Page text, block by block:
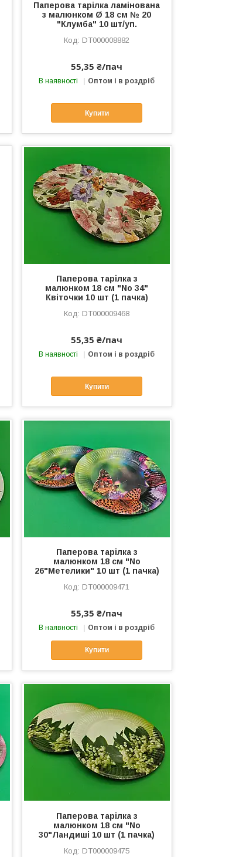
Паперова тарілка ламінована
з малюнком Ø 18 см № 20
"Клумба" 10 шт/уп.
DT000008882
55,35 ₴/пач
В наявності Оптом і в роздріб
Купити
Паперова тарілка з
малюнком 18 см "No 34"
Квіточки 10 шт (1 пачка)
DT000009468
55,35 ₴/пач
В наявності Оптом і в роздріб
Купити
Паперова тарілка з
малюнком 18 см "No
26"Метелики" 10 шт (1 пачка)
DT000009471
55,35 ₴/пач
В наявності Оптом і в роздріб
Купити
Паперова тарілка з
малюнком 18 см "No
30"Ландиші 10 шт (1 пачка)
DT000009475